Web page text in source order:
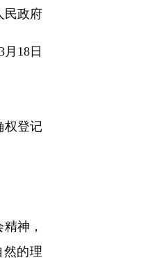
民政府
月18日
权登记
神，
的理